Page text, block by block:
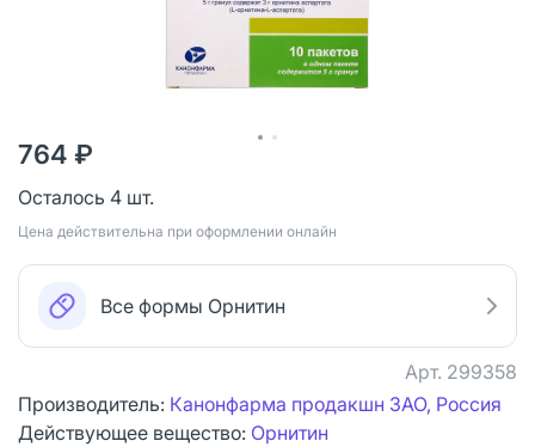
764 ₽
Осталось 4 шт.
Цена действительна при оформлении онлайн
Все формы Орнитин
Арт. 299358
Производитель: Канонфарма продакшн ЗАО, Россия
Действующее вещество: Орнитин